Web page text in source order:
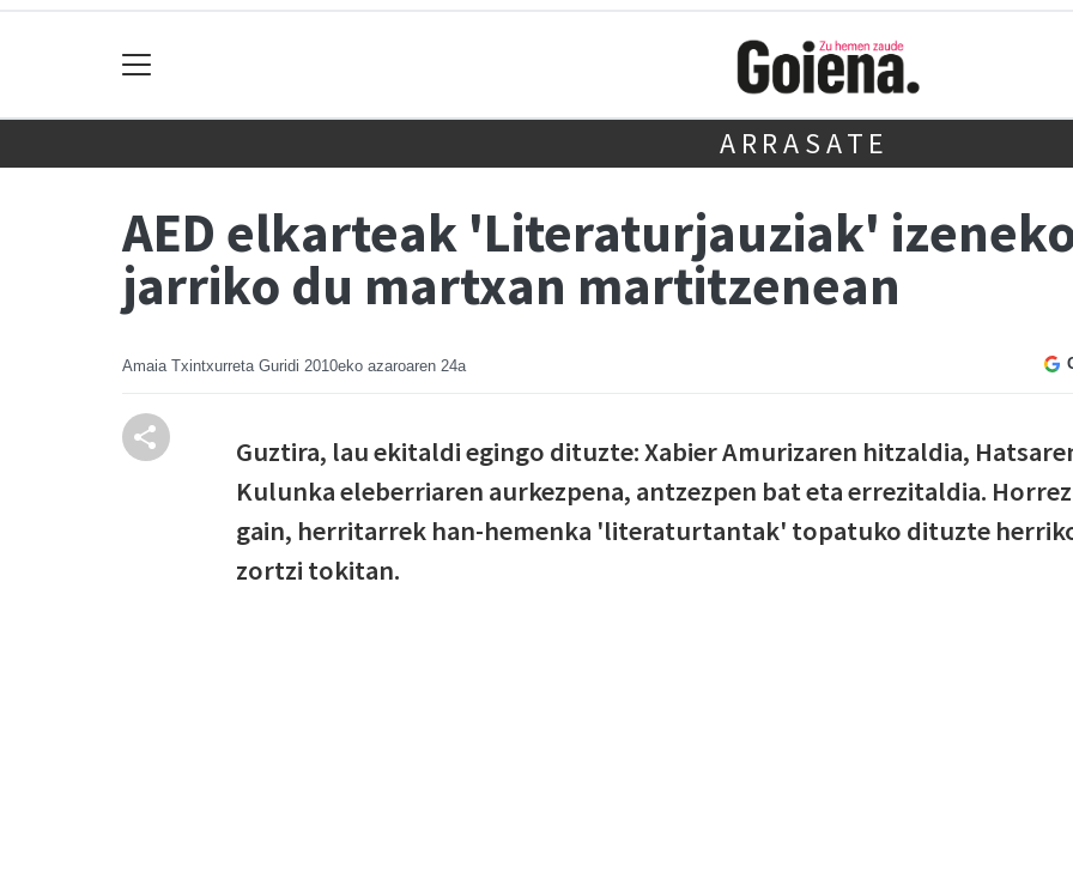
ARRASATE
AED elkarteak 'Literaturjauziak'
jarriko du martxan martitzenean
Amaia Txintxurreta Guridi 2010eko azaroaren 24a
Guztira, lau ekitaldi egingo dituzte: Xabier Amurizaren hitzaldia,
Kulunka eleberriaren aurkezpena, antzezpen bat eta errezitaldia. Horrez
gain, herritarrek han-hemenka 'literaturtantak' topatuko dituzte
zortzi tokitan.